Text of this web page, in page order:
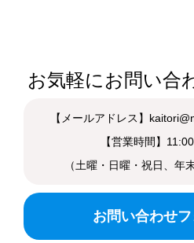
お気軽にお問い合
【メールアドレス】
【営業時間】
（土曜・日曜・祝日、年
お問い合わせ